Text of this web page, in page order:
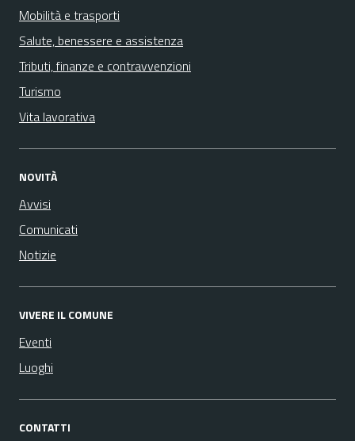
Mobilità e trasporti
Salute, benessere e assistenza
Tributi, finanze e contravvenzioni
Turismo
Vita lavorativa
NOVITÀ
Avvisi
Comunicati
Notizie
VIVERE IL COMUNE
Eventi
Luoghi
CONTATTI